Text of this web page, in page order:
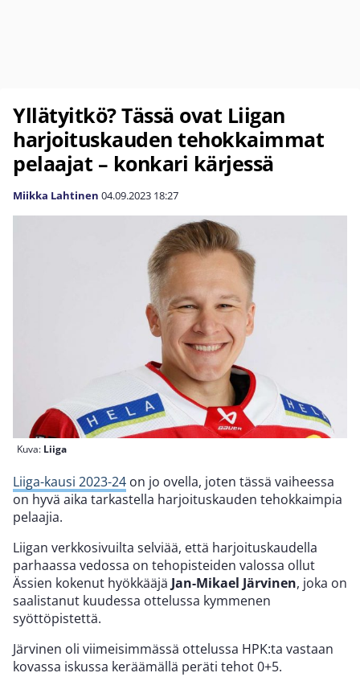
Yllätyitkö? Tässä ovat Liigan
harjoituskauden tehokkaimmat
pelaajat – konkari kärjessä
Miikka Lahtinen 04.09.2023 18:27
Kuva: Liiga
Liiga-kausi 2023-24 on jo ovella, joten tässä vaiheessa
on hyvä aika tarkastella harjoituskauden tehokkaimpia
pelaajia.
Liigan verkkosivuilta selviää, että harjoituskaudella
parhaassa vedossa on tehopisteiden valossa ollut
Ässien kokenut hyökkääjä Jan-Mikael Järvinen, joka on
saalistanut kuudessa ottelussa kymmenen
syöttöpistettä.
Järvinen oli viimeisimmässä ottelussa HPK:ta vastaan
kovassa iskussa keräämällä peräti tehot 0+5.